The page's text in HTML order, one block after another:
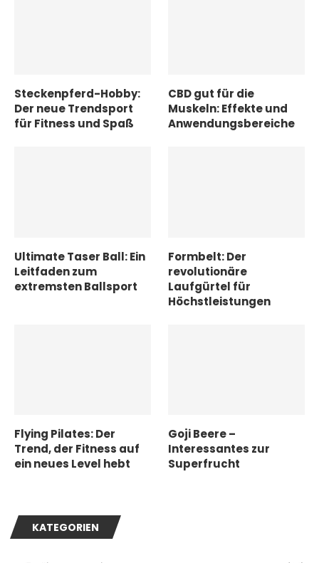
Steckenpferd-Hobby:
Der neue Trendsport
für Fitness und Spaß
CBD gut für die
Muskeln: Effekte und
Anwendungsbereiche
Ultimate Taser Ball: Ein
Leitfaden zum
extremsten Ballsport
Formbelt: Der
revolutionäre
Laufgürtel für
Höchstleistungen
Flying Pilates: Der
Trend, der Fitness auf
ein neues Level hebt
Goji Beere –
Interessantes zur
Superfrucht
KATEGORIEN